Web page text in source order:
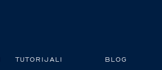
TUTORIJALI BLOG